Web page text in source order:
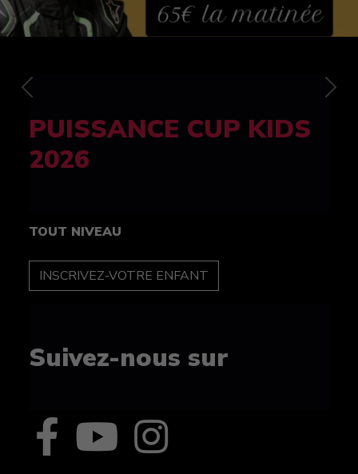
FELINE CUP 100%
féminine
TOUT NIVEAU
INSCRIPTION
Suivez-nous sur
Previous Next